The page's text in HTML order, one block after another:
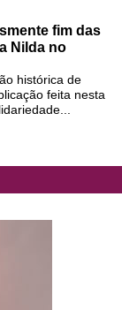
fim das
Nilda no
histórica de
feita nesta